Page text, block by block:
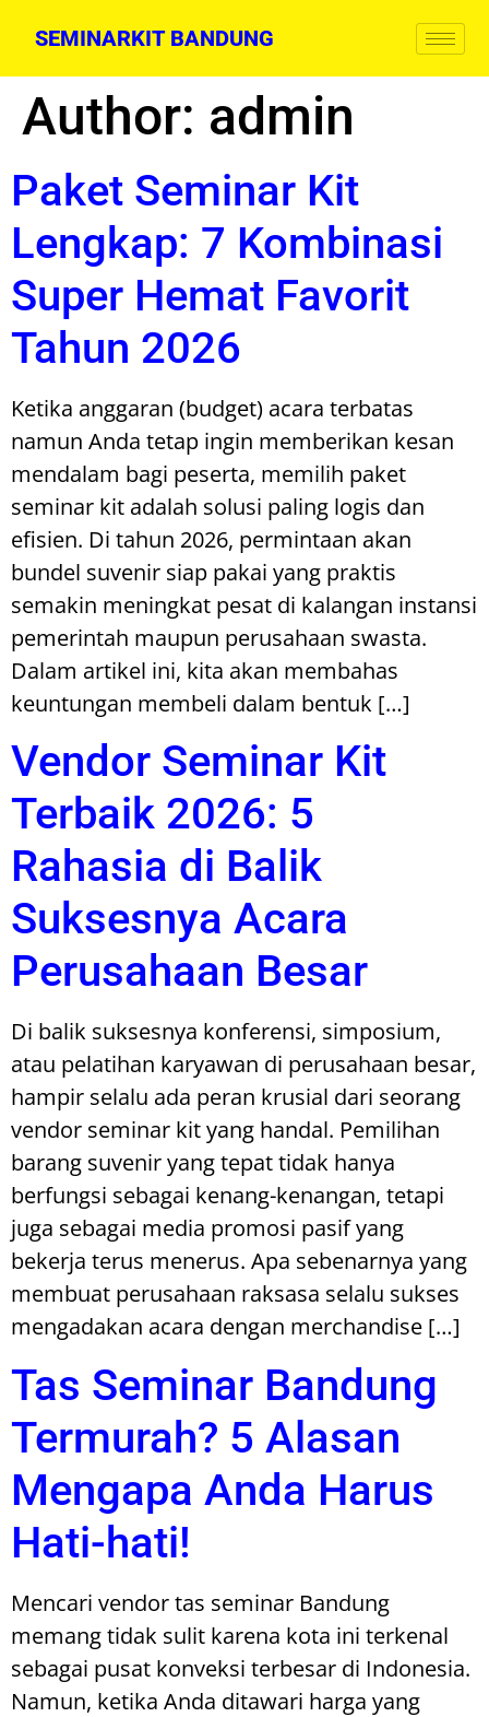
SEMINARKIT BANDUNG
Author: admin
Paket Seminar Kit
Lengkap: 7 Kombinasi
Super Hemat Favorit
Tahun 2026
Ketika anggaran (budget) acara terbatas
namun Anda tetap ingin memberikan kesan
mendalam bagi peserta, memilih paket
seminar kit adalah solusi paling logis dan
efisien. Di tahun 2026, permintaan akan
bundel suvenir siap pakai yang praktis
semakin meningkat pesat di kalangan instansi
pemerintah maupun perusahaan swasta.
Dalam artikel ini, kita akan membahas
keuntungan membeli dalam bentuk […]
Vendor Seminar Kit
Terbaik 2026: 5
Rahasia di Balik
Suksesnya Acara
Perusahaan Besar
Di balik suksesnya konferensi, simposium,
atau pelatihan karyawan di perusahaan besar,
hampir selalu ada peran krusial dari seorang
vendor seminar kit yang handal. Pemilihan
barang suvenir yang tepat tidak hanya
berfungsi sebagai kenang-kenangan, tetapi
juga sebagai media promosi pasif yang
bekerja terus menerus. Apa sebenarnya yang
membuat perusahaan raksasa selalu sukses
mengadakan acara dengan merchandise […]
Tas Seminar Bandung
Termurah? 5 Alasan
Mengapa Anda Harus
Hati-hati!
Mencari vendor tas seminar Bandung
memang tidak sulit karena kota ini terkenal
sebagai pusat konveksi terbesar di Indonesia.
Namun, ketika Anda ditawari harga yang